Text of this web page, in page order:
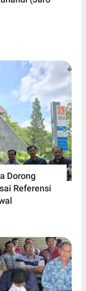
Dorong
Referensi